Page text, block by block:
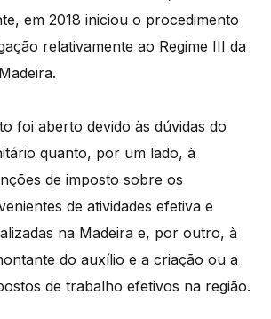
em 2018 iniciou o procedimento
relativamente ao Regime III da
foi aberto devido às dúvidas do
quanto, por um lado, à
de imposto sobre os
de atividades efetiva e
na Madeira e, por outro, à
do auxílio e a criação ou a
de trabalho efetivos na região.